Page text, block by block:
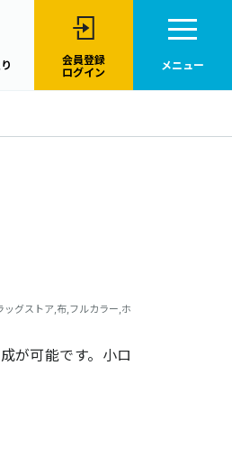
会員登録
ログイン
メニュー
グストア,布,フルカラー,ホ
が可能です。小ロ